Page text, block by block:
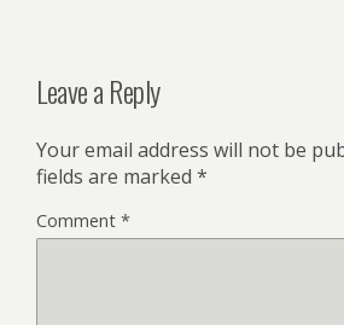
Leave a Reply
Your email address will not be
fields are marked *
Comment *